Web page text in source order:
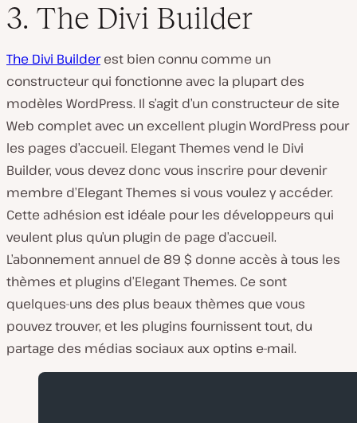
3. The Divi Builder
The Divi Builderest bien connu comme un
constructeur qui fonctionne avec la plupart des
modèles WordPress. Il s’agit d’un constructeur de site
Web complet avec un excellent plugin WordPress pour
les pages d’accueil. Elegant Themes vend le Divi
Builder, vous devez donc vous inscrire pour devenir
membre d’Elegant Themes si vous voulez y accéder.
Cette adhésion est idéale pour les développeurs qui
veulent plus qu’un plugin de page d’accueil.
L’abonnement annuel de 89 $ donne accès à tous les
thèmes et plugins d’Elegant Themes. Ce sont
quelques-uns des plus beaux thèmes que vous
pouvez trouver, et les plugins fournissent tout, du
partage des médias sociaux aux optins e-mail.